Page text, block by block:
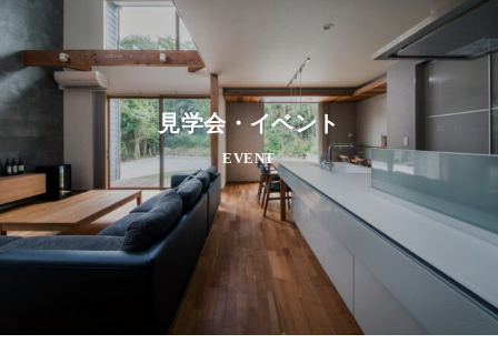
見学会・イベント
EVENT